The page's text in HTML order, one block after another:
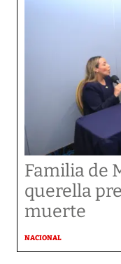
Familia de
querella
muerte
NACIONAL